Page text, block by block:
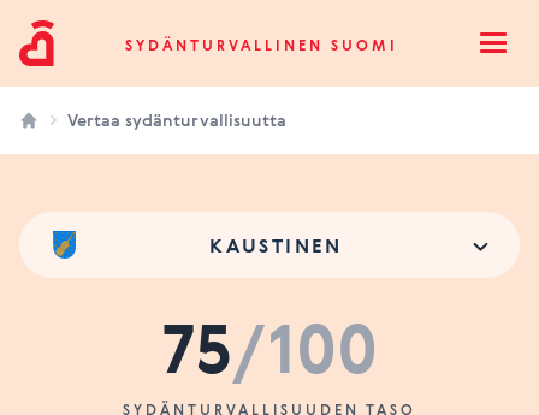
Sydänturvallinen SuomiSYDÄNTURVALLINEN SUOMI
Vertaa sydänturvallisuutta
KAUSTINEN
75/100
SYDÄNTURVALLISUUDEN TASO